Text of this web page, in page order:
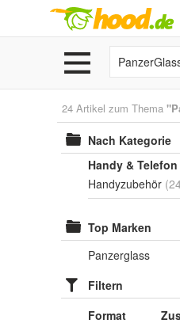
24 Artikel zum Thema
Nach Kategorie
Handy & Telefon
Handyzubehör
Top Marken
Panzerglass
Filtern
Format